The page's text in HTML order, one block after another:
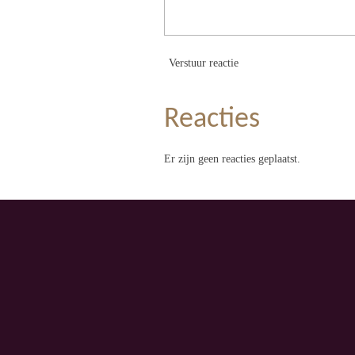
Verstuur reactie
Reacties
Er zijn geen reacties geplaatst.